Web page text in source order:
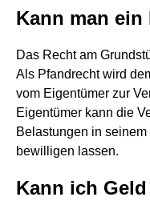
Kann man ein
Das Recht am
Als Pfandrecht wird
vom Eigentümer zur
Eigentümer kann die
Belastungen in
bewilligen lassen.
Kann ich